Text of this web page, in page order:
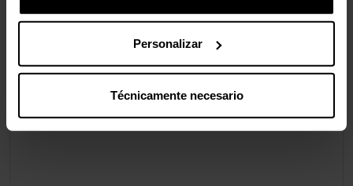
Personalizar
Técnicamente necesario